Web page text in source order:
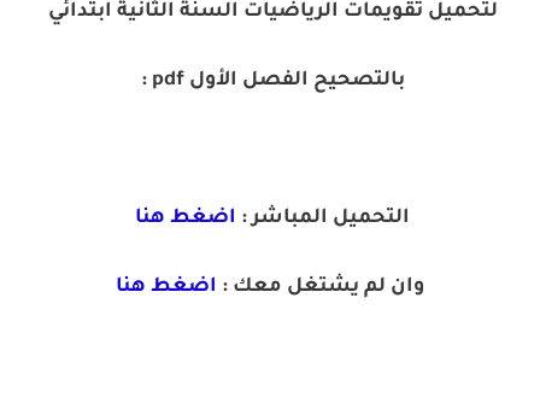
لتحميل تقويمات الرياضيات السنة الثانية ابتدائي
بالتصحيح الفصل الأول pdf :
التحميل المباشر : اضغط هنا
وان لم يشتغل معك : اضغط هنا